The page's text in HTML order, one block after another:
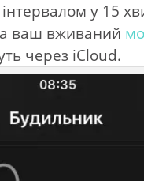
у 15
ваш вживаний
через iCloud.